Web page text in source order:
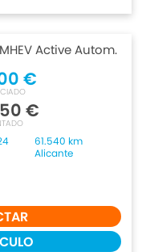
Active Autom.
€
€
61.540 km
Alicante